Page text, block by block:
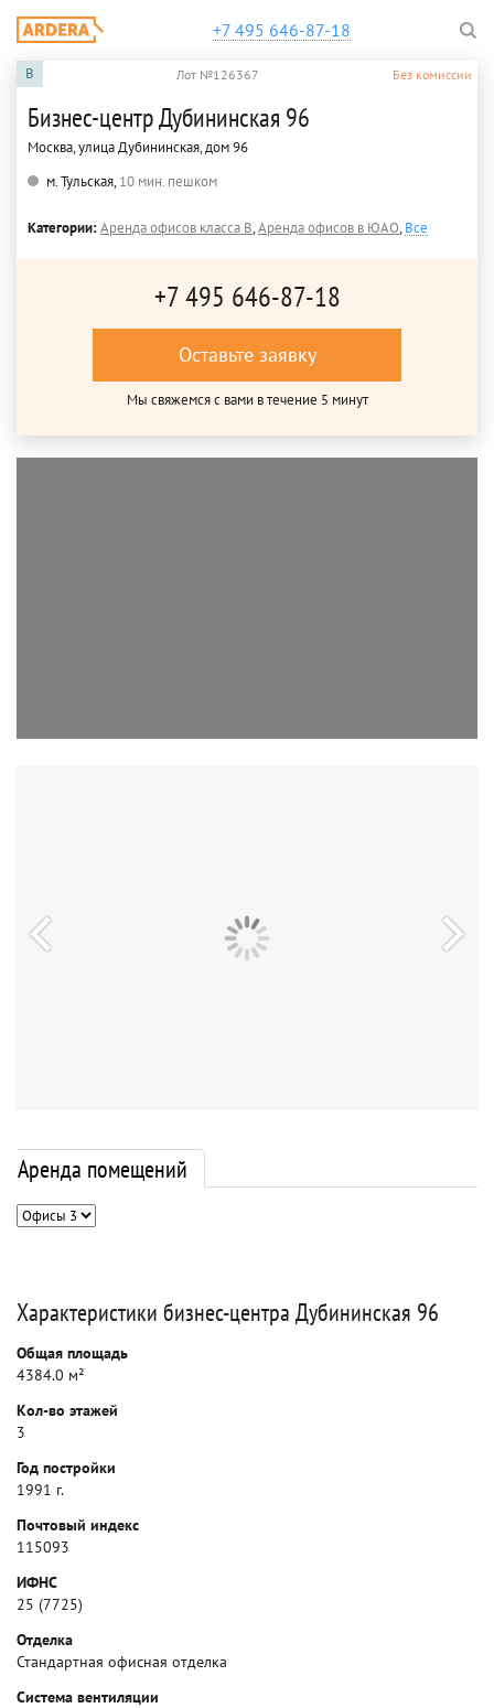
+7 495 646-87-18
B Лот №126367 Без комиссии
Бизнес-центр Дубининская 96
Москва, улица Дубининская, дом 96
м. Тульская,10 мин. пешком
Категории:Аренда офисов класса B,Аренда офисов в ЮАО,Все
+7 495 646-87-18
Оставьте заявку
Мы свяжемся с вами в течение 5 минут
Аренда помещений
Характеристики бизнес-центра Дубининская 96
Общая площадь
4384.0 м²
Кол-во этажей
3
Год постройки
1991 г.
Почтовый индекс
115093
ИФНС
25 (7725)
Отделка
Стандартная офисная отделка
Система вентиляции